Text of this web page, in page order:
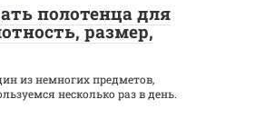
полотенца для
размер,
из немногих предметов,
несколько раз в день.